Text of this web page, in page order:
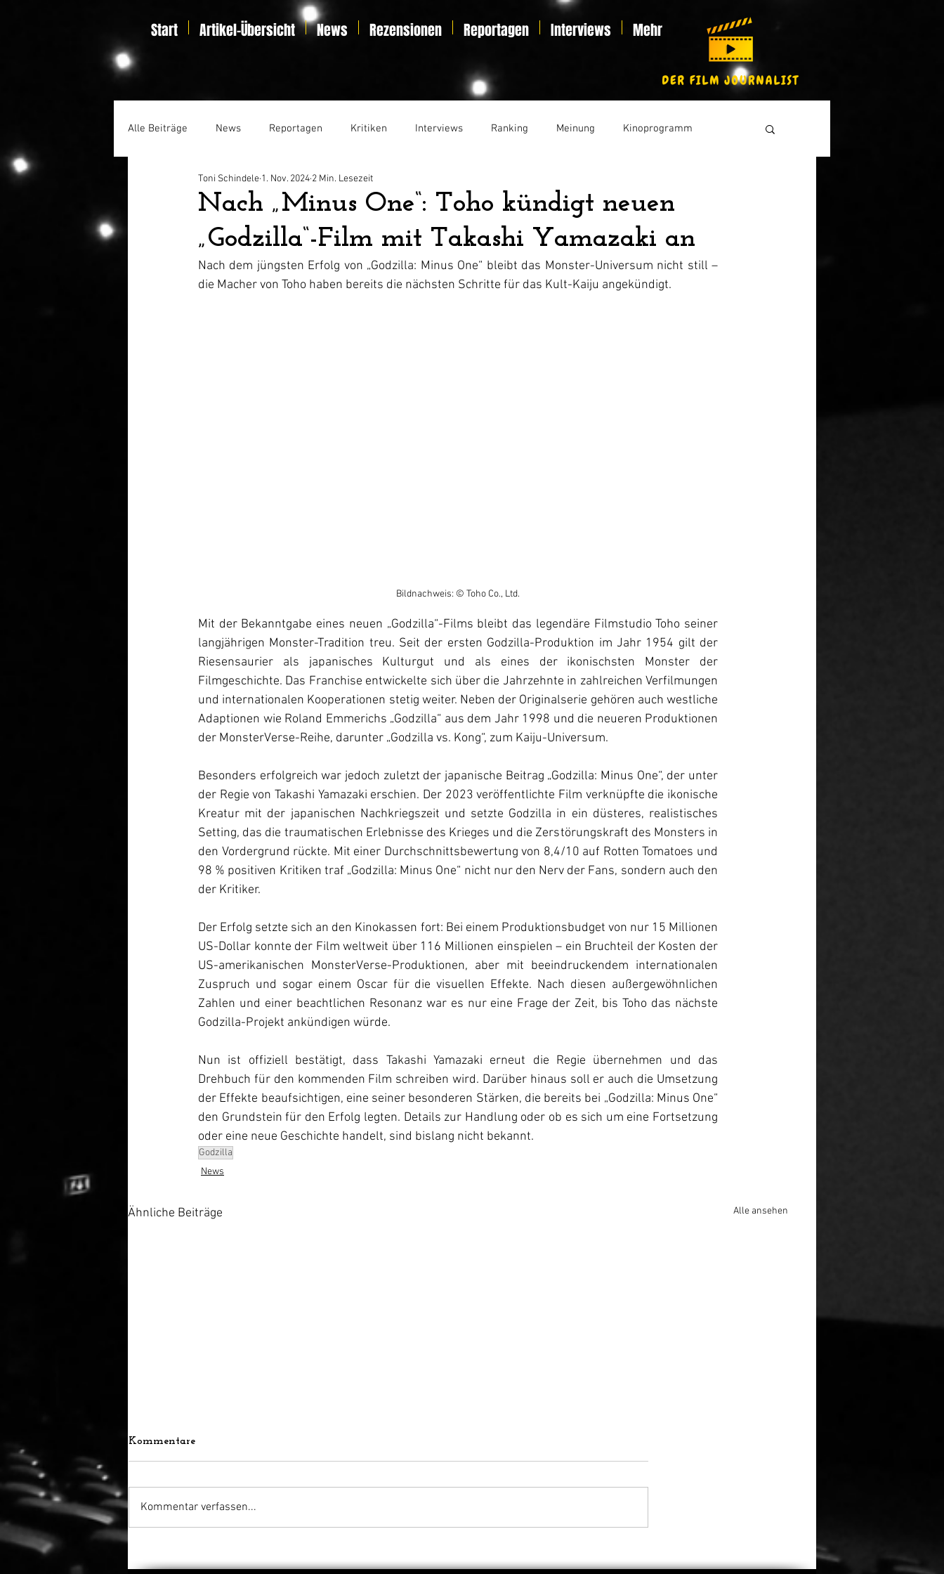
Start Artikel-Übersicht News Rezensionen Reportagen Interviews Mehr
Alle Beiträge News Reportagen Kritiken Interviews Ranking Meinung Kinoprogramm
Home Entertainment Essay
Nach „Minus One“: Toho kündigt neuen
„Godzilla“-Film mit Takashi Yamazaki an
Toni Schindele 1. Nov. 2024 2 Min. Lesezeit
Nach dem jüngsten Erfolg von „Godzilla: Minus One“ bleibt das Monster-Universum nicht still –
die Macher von Toho haben bereits die nächsten Schritte für das Kult-Kaiju angekündigt.
Bildnachweis: © Toho Co., Ltd.
Mit der Bekanntgabe eines neuen „Godzilla“-Films bleibt das legendäre Filmstudio Toho seiner
langjährigen Monster-Tradition treu. Seit der ersten Godzilla-Produktion im Jahr 1954 gilt der
Riesensaurier als japanisches Kulturgut und als eines der ikonischsten Monster der
Filmgeschichte. Das Franchise entwickelte sich über die Jahrzehnte in zahlreichen Verfilmungen
und internationalen Kooperationen stetig weiter. Neben der Originalserie gehören auch westliche
Adaptionen wie Roland Emmerichs „Godzilla“ aus dem Jahr 1998 und die neueren Produktionen
der MonsterVerse-Reihe, darunter „Godzilla vs. Kong“, zum Kaiju-Universum.
Besonders erfolgreich war jedoch zuletzt der japanische Beitrag „Godzilla: Minus One“, der unter
der Regie von Takashi Yamazaki erschien. Der 2023 veröffentlichte Film verknüpfte die ikonische
Kreatur mit der japanischen Nachkriegszeit und setzte Godzilla in ein düsteres, realistisches
Setting, das die traumatischen Erlebnisse des Krieges und die Zerstörungskraft des Monsters in
den Vordergrund rückte. Mit einer Durchschnittsbewertung von 8,4/10 auf Rotten Tomatoes und
98 % positiven Kritiken traf „Godzilla: Minus One“ nicht nur den Nerv der Fans, sondern auch den
der Kritiker.
Der Erfolg setzte sich an den Kinokassen fort: Bei einem Produktionsbudget von nur 15 Millionen
US-Dollar konnte der Film weltweit über 116 Millionen einspielen – ein Bruchteil der Kosten der
US-amerikanischen MonsterVerse-Produktionen, aber mit beeindruckendem internationalen
Zuspruch und sogar einem Oscar für die visuellen Effekte. Nach diesen außergewöhnlichen
Zahlen und einer beachtlichen Resonanz war es nur eine Frage der Zeit, bis Toho das nächste
Godzilla-Projekt ankündigen würde.
Nun ist offiziell bestätigt, dass Takashi Yamazaki erneut die Regie übernehmen und das
Drehbuch für den kommenden Film schreiben wird. Darüber hinaus soll er auch die Umsetzung
der Effekte beaufsichtigen, eine seiner besonderen Stärken, die bereits bei „Godzilla: Minus One“
den Grundstein für den Erfolg legten. Details zur Handlung oder ob es sich um eine Fortsetzung
oder eine neue Geschichte handelt, sind bislang nicht bekannt.
Godzilla
News
Ähnliche Beiträge Alle ansehen
Hauptrolle, Regie und
Guadagnino mit dem Cartier
die alte Clique: Dreharbeiten
Kommentare
Kommentar verfassen...